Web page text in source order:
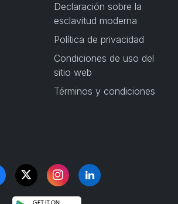
Declaración sobre la
esclavitud moderna
Política de privacidad
Condiciones de uso del
sitio web
Términos y condiciones